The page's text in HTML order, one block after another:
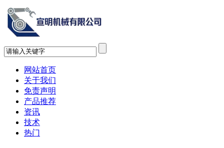
网站首页
关于我们
免责声明
产品推荐
资讯
技术
热门